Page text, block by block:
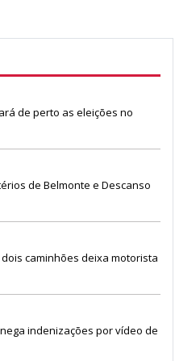
de perto as eleições no
de Belmonte e Descanso
caminhões deixa motorista
indenizações por vídeo de